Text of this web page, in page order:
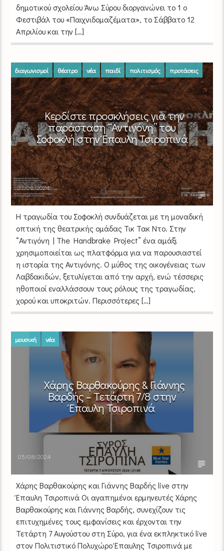
δημοτικού σχολείου Άνω Σύρου διοργανώνει το 1 ο
Φεστιβάλ του «Παιχνιδομαζέματα», το Σάββατο 12
Απριλίου και την […]
διαγωνισμοί θέατρο νέα παιδί πολιτισμός προτάσεις
Κερδίστε προσκλήσεις για την
παράσταση “Αντιγόνη” του
Σοφοκλή στην Έπαυλη Τσιροπινά
27/08/2024
Η τραγωδία του Σοφοκλή συνδυάζεται με τη μοναδική
οπτική της θεατρικής ομάδας Τικ Τακ Ντο. Στην
“Αντιγόνη | The Handbrake Project” ένα αμάξι
χρησιμοποιείται ως πλατφόρμα για να παρουσιαστεί
η ιστορία της Αντιγόνης. Ο μύθος της οικογένειας των
Λαβδακιδών, ξετυλίγεται από την αρχή, ενώ τέσσερις
ηθοποιοί εναλλάσσουν τους ρόλους της τραγωδίας,
χορού και υποκριτών. Περισσότερες […]
μουσική νέα
Χάρης Βαρθακούρης & Γιάννης
Βαρδής – Tετάρτη 7/8 στην
Έπαυλη Τσιροπινά
05/08/2024
Χάρης Βαρθακούρης και Γιάννης Βαρδής live στην
Έπαυλη Τσιροπινά Οι αγαπημένοι ερμηνευτές Χάρης
Βαρθακούρης και Γιάννης Βαρδής, συνεχίζουν τις
επιτυχημένες τους εμφανίσεις και έρχονται την
Τετάρτη 7 Αυγούστου στη Σύρο, για ένα εκπληκτικό live
στον Πολιτιστικό Πολυχώρο Έπαυλης Τσιροπινά με